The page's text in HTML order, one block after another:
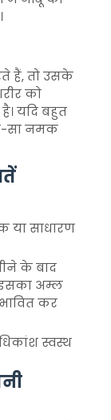
हैं, तो उसके
को
यदि बहुत
सा नमक
या साधारण
के बाद
अम्ल
कर
स्वस्थ